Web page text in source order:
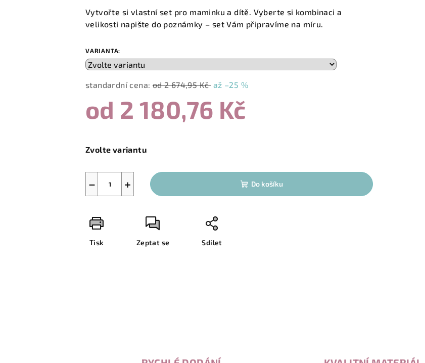
produktu
je
5
hvězdiček.
Vytvořte si vlastní set pro maminku a dítě. Vyberte si kombinaci a
velikosti napište do poznámky – set Vám připravíme na míru.
VARIANTA:
standardní cena: od 2 674,95 Kč až –25 %
od 2 180,76 Kč
cena:
Zvolte variantu
+
− Do košíku
Tisk Zeptat se Sdílet